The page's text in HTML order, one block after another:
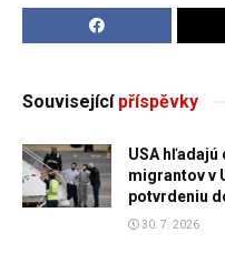
Souvisejícípříspěvky
USA
migrantov v
potvrdeniu
30. 7. 2026